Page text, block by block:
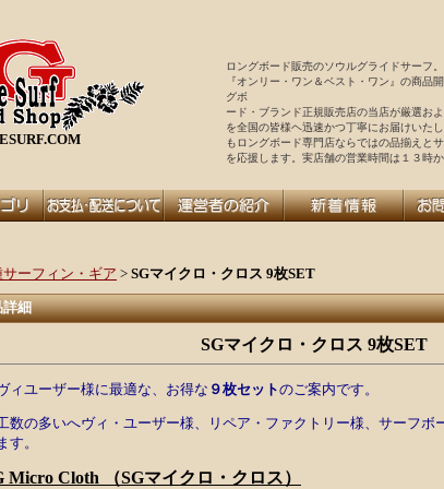
ロングボード販売のソウルグライドサーフ
『オンリー・ワン＆ベスト・ワン』の商品
グボ
ード・ブランド正規販売店の当店が厳選お
を全国の皆様ヘ迅速かつ丁寧にお届けいた
もロングボード専門店ならではの品揃えと
を応援します。実店舗の営業時間は１３時
サーフィン・ギア > SGマイクロ・クロス 9枚SET
詳細
SGマイクロ・クロス 9枚SET
ィユーザー様に最適な、お得な ９枚セットのご案内です。
数の多いへヴィ・ユーザー様、リペア・ファクトリー様、サーフボ
す。
Micro Cloth （SGマイクロ・クロス）